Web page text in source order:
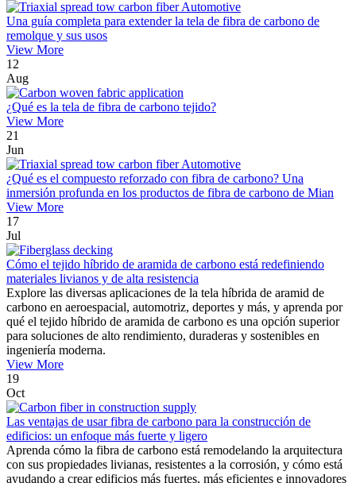
Una guía completa para extender la tela de fibra de carbono de
remolque y sus usos
View More
12
Aug
¿Qué es la tela de fibra de carbono tejido?
View More
21
Jun
¿Qué es el compuesto reforzado con fibra de carbono? Una
inmersión profunda en los productos de fibra de carbono de Mian
View More
17
Jul
Cómo el tejido híbrido de aramida de carbono está redefiniendo
materiales livianos y de alta resistencia
Explore las diversas aplicaciones de la tela híbrida de aramid de
carbono en aeroespacial, automotriz, deportes y más, y aprenda por
qué el tejido híbrido de aramida de carbono es una opción superior
para soluciones de alto rendimiento, duraderas y sostenibles en
ingeniería moderna.
View More
19
Oct
Las ventajas de usar fibra de carbono para la construcción de
edificios: un enfoque más fuerte y ligero
Aprenda cómo la fibra de carbono está remodelando la arquitectura
con sus propiedades livianas, resistentes a la corrosión, y cómo está
ayudando a crear edificios más fuertes, más eficientes e innovadores